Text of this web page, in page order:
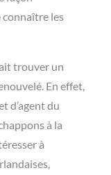
connaître les
trouver un
En effet,
d’agent du
à la
à